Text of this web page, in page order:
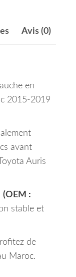
Avis (0)
en
2015-2019
avant
Auris
(OEM :
stable et
de
Maroc.